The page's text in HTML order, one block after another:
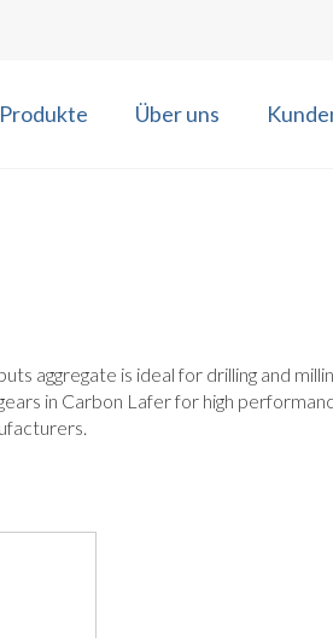
Produkte Über uns
aggregate is ideal for drilling and
in Carbon Lafer for high